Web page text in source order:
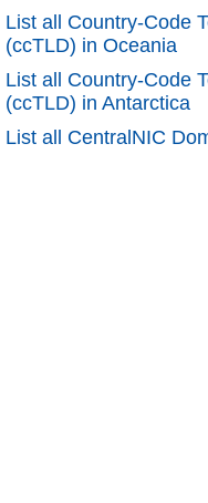
List all Country-Code
(ccTLD) in Oceania
List all Country-Code
(ccTLD) in Antarctica
List all CentralNIC